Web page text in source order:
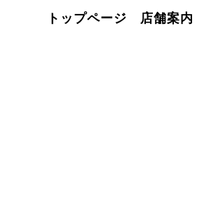
トップページ 店舗案内